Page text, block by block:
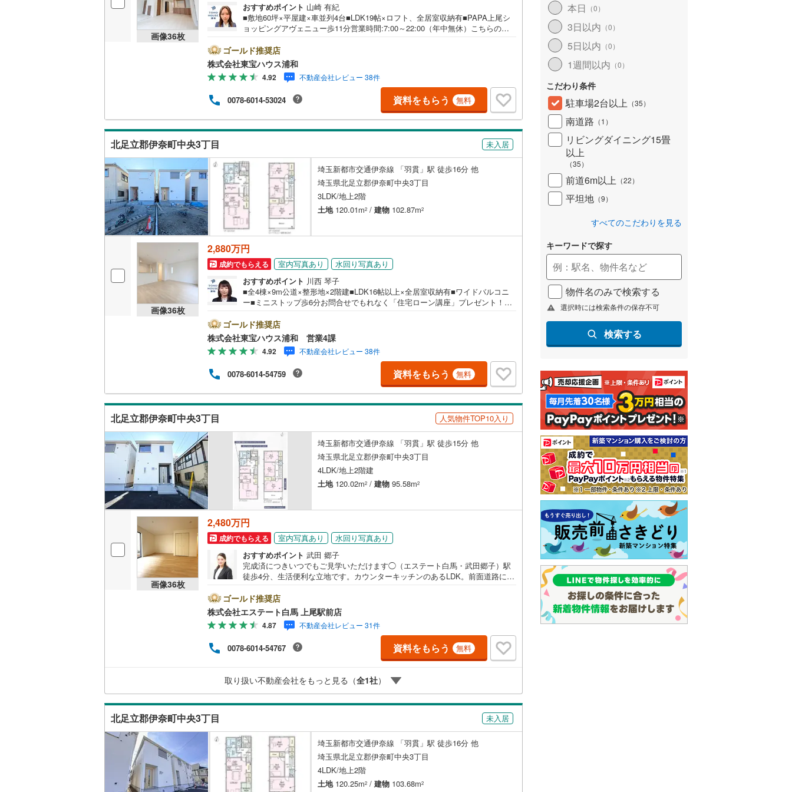
画像36枚
おすすめポイント 山崎 有紀
■敷地60坪×平屋建×車並列4台■LDK19帖×ロフト、全居室収納有■PAPA上尾シ
ョッピングアヴェニュー歩11分営業時間:7:00～22:00（年中無休）こちらの時
絡下さい！東宝ハウスライフソリューションズグループ 東宝ハウス浦和 特
別提携金利〔一例〕東宝ハウス浦和の住宅ローン■変動金利全期間引下げプラン
⇒住宅ローン金利優遇割の最大適用《0.89％》と某信用金庫金利1.275％の比較
借入金4000万円返済期間35年の総返済額の差額:303万円※2026年7月末実行分ま
で（審査・要件があります）◇TOHO HOUSE CLUBで生涯の安心をお届け◇東
宝ハウスのライフパートナーが直接ご対応ライフプランニング、かけつけサポ
ート、Club Offプレミアムなど多彩なサービスがございます
ゴールド推奨店
株式会社東宝ハウス浦和
4.92 不動産会社レビュー 38件
0078-6014-53024 資料をもらう 無料
北足立郡伊奈町中央3丁目 未入居
埼玉新都市交通伊奈線 「羽貫」駅 徒歩16分 他
埼玉県北足立郡伊奈町中央3丁目
3LDK/地上2階
土地120.01m2 / 建物 102.87m2
画像36枚
2,880万円
成約でもらえる 室内写真あり
水回り写真あり
おすすめポイント 川西 琴子
■全4棟×9m公道×整形地×2階建■LDK16帖以上×全居室収納有■ワイドバルコニ
ー■ミニストップ歩6分お問合せでもれなく「住宅ローン講座」プレゼント！営
ムーズにご案内できますぜひお気軽にご連絡下さい！東宝ハウスライフソリュ
ーションズグループ 東宝ハウス浦和 特別提携金利〔一例〕東宝ハウス浦和
の住宅ローン■変動金利全期間引下げプラン⇒住宅ローン金利優遇割の最大適用
《0.89％》と某信用金庫金利1.275％の比較借入金4000万円返済期間35年の総返
済額の差額:303万円※2026年7月末実行分まで（審査・要件があります）◇TOH
O HOUSE CLUBで生涯の安心をお届け◇東宝ハウスのライフパートナーが直接
ご対応ライフプランニング、かけつけサポート、Club Offプレミアムなど多彩な
サービスがございます
ゴールド推奨店
株式会社東宝ハウス浦和 営業4課
4.92 不動産会社レビュー 38件
0078-6014-54759 資料をもらう 無料
北足立郡伊奈町中央3丁目 人気物件TOP10入り
埼玉新都市交通伊奈線 「羽貫」駅 徒歩15分 他
埼玉県北足立郡伊奈町中央3丁目
4LDK/地上2階建
土地120.02m2 / 建物 95.58m2
画像36枚
2,480万円
成約でもらえる 室内写真あり
水回り写真あり
おすすめポイント 武田 郷子
完成済につきいつでもご見学いただけます◯（エステート白馬・武田郷子）駅
徒歩4分、生活便利な立地です。カウンターキッチンのあるLDK。前面道路には
崎線「上尾駅」から徒歩1分駅前の「イトーヨーカドー上尾駅前店」内に立地。
2.無料駐車場完備のお店立体駐車場は全480台収容可。駐車場完備してます。3.
大型キッズスペース当店自慢のキッズスペースをぜひご覧ください。店内にお
むつ替えコーナーもご用意してます。4.年中無休・365日営業でお手伝い営業時
間:10時～20時まで。スピードある対応が自慢のお店です。5.提携FPへの無料個
別相談サービス社外の中立的なファイナンシャルプランナーと無料相談。ロー
ン返済について、老後や学費等も含めたシミュレーションをご提案できます。
ご見学時の子守のお手伝い、お任せくださいね（エステート白馬・武田郷子）
ゴールド推奨店
株式会社エステート白馬 上尾駅前店
4.87 不動産会社レビュー 31件
0078-6014-54767 資料をもらう 無料
取り扱い不動産会社をもっと見る（全1社）
北足立郡伊奈町中央3丁目 未入居
埼玉新都市交通伊奈線 「羽貫」駅 徒歩16分 他
埼玉県北足立郡伊奈町中央3丁目
4LDK/地上2階
土地120.25m2 / 建物 103.68m2
本日 （0）
3日以内 （0）
5日以内 （0）
1週間以内 （0）
こだわり条件
駐車場2台以上 （35）
南道路 （1 ）
リビングダイニング15畳
以上
（35）
前道6m以上 （22）
平坦地 （9）
すべてのこだわりを見る
キーワードで探す
物件名のみで検索する
選択時には検索条件の保存不可
検索する
後藤寺線(38) 宮崎空港線(23) 北海道新幹線(0
東北新幹線 (534) 上越新幹線 (309) 山形新幹線(449 )
秋田新幹線(250 東海道新幹線
山陽新幹線(207 )
西九州新幹線(17
地下鉄 札幌市営地下鉄南北線(0) 札幌市営地下鉄東西線(2) 札幌市営地下鉄東豊線
東京メトロ銀座線
東京メトロ丸ノ内線
東京メトロ丸ノ内方南支線 東京メトロ日比谷線
東京メトロ東西線( 東京メトロ有楽町線
東京メトロ半蔵門線
東京メトロ南北線 東京メトロ副都心線( 41 )
都営浅草線(2) 都営三田線(11) 都営新宿線( 41)
都営大江戸線 (15) 横浜市営地下鉄ブルーライン
横浜市営地下鉄グリーンライン
150)
名古屋市営地下鉄東山線(419) 名古屋市営地下鉄名城線( 314) 名古屋市営地下鉄鶴舞線(261)
名古屋市営地下鉄桜通線
京都市営地下鉄烏丸線 (15) OsakaMetro長堀鶴見緑地線
OsakaMetro御堂筋線(25)
OsakaMetro中央線(9) OsakaMetro千日前線(3)
OsakaMetro堺筋線(0) 神戸市営地下鉄西神・山手線(105) 神戸市営地下鉄海岸線(5)
福岡市地下鉄箱崎線(12) 福岡市地下鉄七隈線(281)
私鉄・その他 札幌市電( 0) 函館市電(0 函館市電宝来・谷地頭線(0)
道南いさりび鉄道
わたらせ渓谷鐵道 真岡鐵道(15)
阿武隈急行(94) 山形鉄道フラワー長井線(0)
秋田内陸縦貫鉄道
えちごトキめき鉄道妙高はねうまラ
イン(3)
いすみ鉄道(3) しなの鉄道(23)
IGRいわて銀河鉄道(1) 青い森鉄道(1) 津軽鉄道(0)
弘南鉄道弘南線
三陸鉄道リアス線(9)
由利高原鉄道鳥海山ろく線(0) 仙台空港アクセス線(67)
長野電鉄長野線( ) 上田電鉄別所線( 5)
鹿島臨海鉄道大洗鹿島線
上毛電気鉄道上毛線(174) 秩父鉄道(155)
流鉄流山線
125) つくばエクスプレス
京成本線
342)